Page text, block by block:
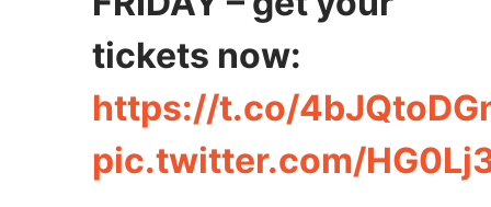
tickets now:
https://t.co/
pic.twitter.com/